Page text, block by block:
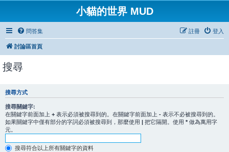
小貓的世界 MUD
問答集 登入
註冊
討論區首頁
搜尋
搜尋方式
搜尋關鍵字:
在關鍵字前面加上 + 表示必須被搜尋到的。在關鍵字前面加上 - 表示不必被搜尋到的。
如果關鍵字中僅有部分的字詞必須被搜尋到，那麼使用 | 把它隔開。使用 * 做為萬用字
元。
搜尋符合以上所有關鍵字的資料